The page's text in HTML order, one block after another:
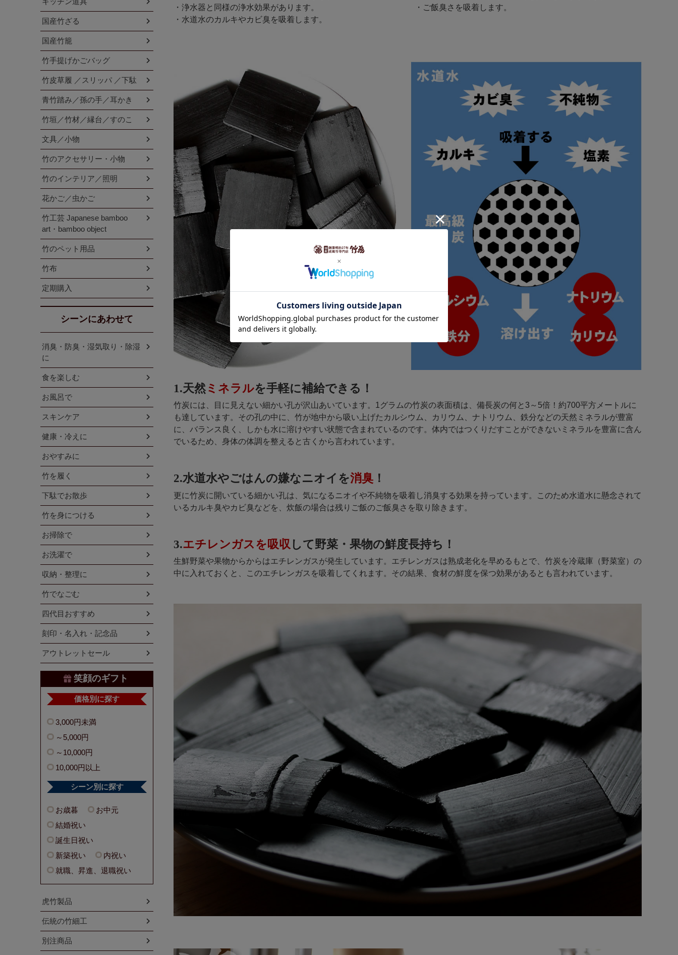
・浄水器と同様の浄水効果があります。
・水道水のカルキやカビ臭を吸着します。
・ご飯臭さを吸着します。
1.天然 ミネラルを手軽に補給できる！
竹炭には、目に見えない細かい孔が沢山あいています。1グラムの竹炭の表面積は、備長炭の何と3～5倍！約700平方メートルに
も達しています。その孔の中に、竹が地中から吸い上げたカルシウム、カリウム、ナトリウム、鉄分などの天然ミネラルが豊富
に、バランス良く、しかも水に溶けやすい状態で含まれているのです。体内ではつくりだすことができないミネラルを豊富に含ん
でいるため、身体の体調を整えると古くから言われています。
2.水道水やごはんの嫌なニオイを消臭 ！
更に竹炭に開いている細かい孔は、気になるニオイや不純物を吸着し消臭する効果を持っています。このため水道水に懸念されて
いるカルキ臭やカビ臭などを、炊飯の場合は残りご飯のご飯臭さを取り除きます。
3.エチレンガスを吸収 して野菜・果物の鮮度長持ち！
生鮮野菜や果物からからはエチレンガスが発生しています。エチレンガスは熟成老化を早めるもとで、竹炭を冷蔵庫（野菜室）の
中に入れておくと、このエチレンガスを吸着してくれます。その結果、食材の鮮度を保つ効果があるとも言われています。
国産竹ざる
国産竹籠
竹手提げかごバッグ
竹皮草履 ／スリッパ ／下駄
青竹踏み／孫の手／耳かき
竹垣／竹材／縁台／すのこ
文具／小物
竹のアクセサリー・小物
竹のインテリア／照明
花かご／虫かご
竹工芸 Japanese bamboo
art・bamboo object
竹のペット用品
竹布
定期購入
シーンにあわせて
消臭・防臭・湿気取り・除湿
に
食を楽しむ
お風呂で
スキンケア
健康・冷えに
おやすみに
竹を履く
下駄でお散歩
竹を身につける
お掃除で
お洗濯で
収納・整理に
竹でなごむ
四代目おすすめ
刻印・名入れ・記念品
アウトレットセール
笑顔のギフト
価格別に探す
3,000円未満
～5,000円
～10,000円
10,000円以上
シーン別に探す
お歳暮
お中元
結婚祝い
誕生日祝い
新築祝い
内祝い
就職、昇進、退職祝い
虎竹製品
伝統の竹細工
別注商品